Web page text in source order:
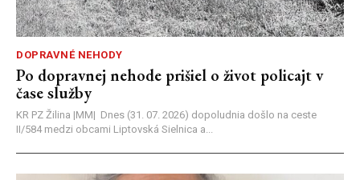
DOPRAVNÉ NEHODY
Po dopravnej nehode prišiel o život policajt v
čase služby
KR PZ Žilina |MM| Dnes (31. 07. 2026) dopoludnia došlo na ceste
II/584 medzi obcami Liptovská Sielnica a...